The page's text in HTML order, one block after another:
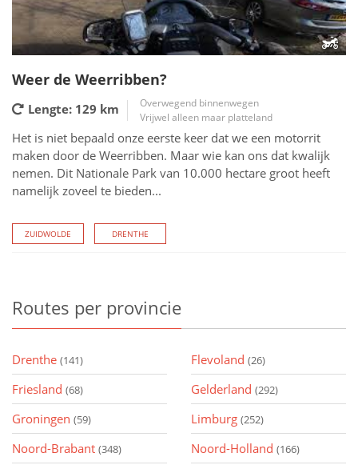
Weer de Weerribben?
Lengte: 129 km
Overwegend binnenwegen
Vrijwel alleen maar platteland
Het is niet bepaald onze eerste keer dat we een motorrit
maken door de Weerribben. Maar wie kan ons dat kwalijk
nemen. Dit Nationale Park van 10.000 hectare groot heeft
namelijk zoveel te bieden...
ZUIDWOLDE DRENTHE
Routes per provincie
Drenthe (141) Flevoland (26)
Friesland (68) Gelderland (292)
Groningen (59) Limburg (252)
Noord-Brabant (348) Noord-Holland (166)